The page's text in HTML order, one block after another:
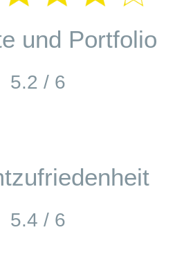
und Portfolio
5.2 / 6
5.4 / 6